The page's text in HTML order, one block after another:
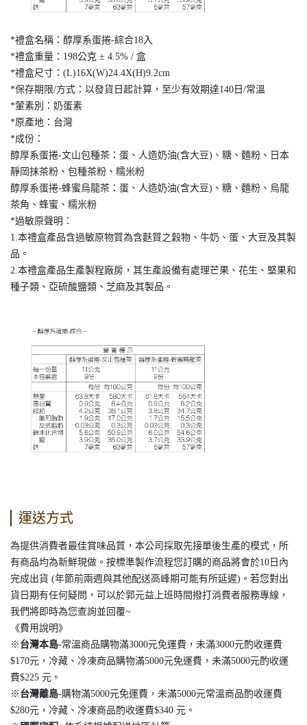
*禮盒名稱：醇厚系蛋捲-綜合18入
*禮盒重量：198公克 ± 4.5% / 盒
*禮盒尺寸：(L)16X(W)24.4X(H)9.2cm
*保存期限/方式：以發貨日起計算，至少有效期達140日/常溫
*葷素別：奶蛋素
*原產地：台灣
*成份：
醇厚系蛋捲-文山包種茶：蛋、人造奶油(含大豆)、糖、麵粉、日本
靜岡抹茶粉、包種茶粉、糯米粉
醇厚系蛋捲-蜂蜜烏龍茶：蛋、人造奶油(含大豆)、糖、麵粉、烏龍
茶角、蜂蜜、糯米粉
*過敏原聲明：
1.本禮盒產品含過敏原物質為含麩質之穀物、牛奶、蛋、大豆及其製
品。
2.本禮盒產品生產製程廠房，其生產設備有處理芒果、花生、堅果和
種子類、亞硫酸鹽類、芝麻及其製品。
運送方式
為提供消費者最佳賞味品質，本公司採取先接單後生產的模式，所
有商品均為新鮮現做。按標準製作流程您訂購的商品將會於10日內
完成出貨 (年節前兩週與其他配送高峰期可能有所延遲)。若您對出
貨日期有任何疑問，可以於郭元益上班時間撥打消費者服務專線，
我們將即時為您查詢並回覆~
《費用說明》
※ 台灣本島-常溫商品購物滿3000元免運費，未滿3000元酌收運費
$170元，冷藏、冷凍商品購物滿5000元免運費，未滿5000元酌收運
費$225 元。
※ 台灣離島-購物滿5000元免運費，未滿5000元常溫商品酌收運費
$280元，冷藏、冷凍商品酌收運費$340 元。